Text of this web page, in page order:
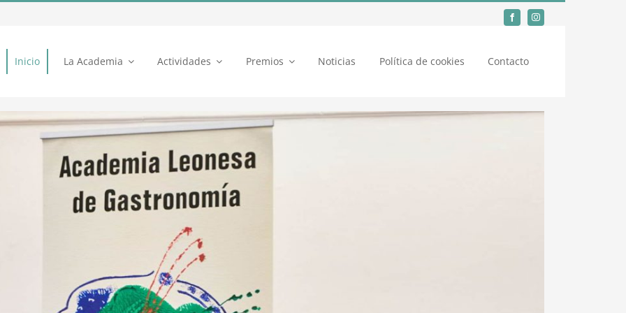
Inicio
La Academia Actividades Premios Noticias Política de cookies Contacto